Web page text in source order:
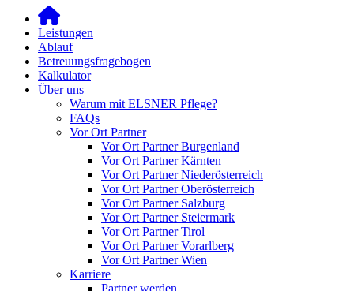
Leistungen
Ablauf
Betreuungsfragebogen
Kalkulator
Über uns
Warum mit ELSNER Pflege?
FAQs
Vor Ort Partner
Vor Ort Partner Burgenland
Vor Ort Partner Kärnten
Vor Ort Partner Niederösterreich
Vor Ort Partner Oberösterreich
Vor Ort Partner Salzburg
Vor Ort Partner Steiermark
Vor Ort Partner Tirol
Vor Ort Partner Vorarlberg
Vor Ort Partner Wien
Karriere
Partner werden